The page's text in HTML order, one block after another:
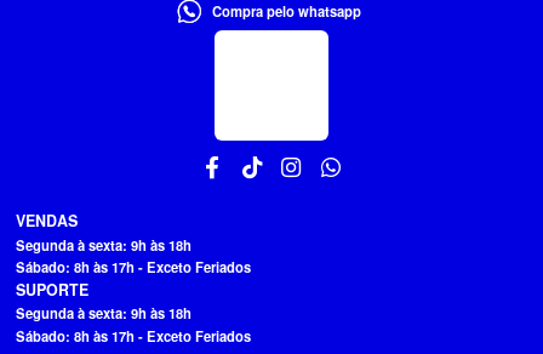
Compra pelo whatsapp
VENDAS
Segunda à sexta: 9h às 18h
Sábado: 8h às 17h - Exceto Feriados
SUPORTE
Segunda à sexta: 9h às 18h
Sábado: 8h às 17h - Exceto Feriados